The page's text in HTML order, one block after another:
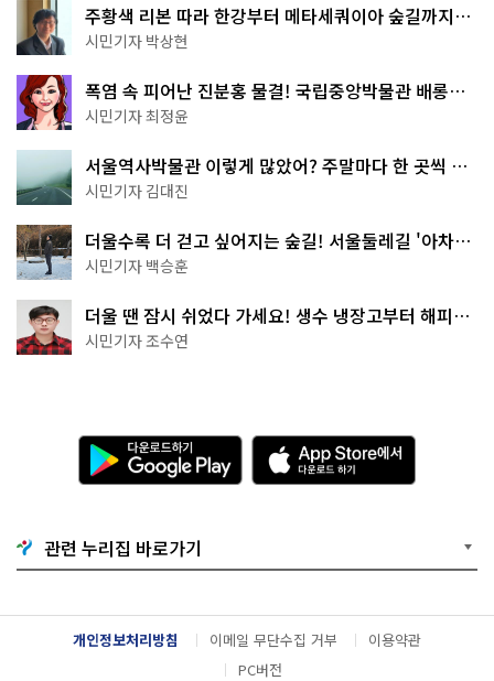
주황색 리본 따라 한강부터 메타세쿼이아 숲길까지…
서울둘레길 15코스
시민기자 박상현
폭염 속 피어난 진분홍 물결! 국립중앙박물관 배롱나
무 명소
시민기자 최정윤
서울역사박물관 이렇게 많았어? 주말마다 한 곳씩 떠
나는 역사 산책
시민기자 김대진
더울수록 더 걷고 싶어지는 숲길! 서울둘레길 '아차산
코스'
시민기자 백승훈
더울 땐 잠시 쉬었다 가세요! 생수 냉장고부터 해피소
·무더위쉼터까지
시민기자 조수연
다
운
로
기
G
o
g
l
e
A
p
p
e
서
다
운
관련 누리집 바로가기
개인정보처리방침 이메일 무단수집 거부
이용약관
PC버전